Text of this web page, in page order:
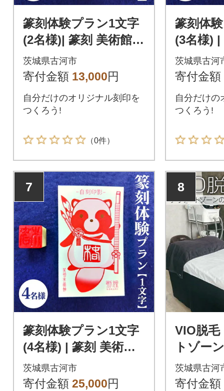
篆刻体験プラン1文字
(2名様)| 篆刻 美術館
ミュージアム 体験 は
んこ _DP73
茨城県古河市
寄付金額 13,000円
自分だけのオリジナル刻印を
つくろう!
（0件）
篆刻体
(3名様)
ミュー
んこ 判
茨城県古河
寄付金額
自分だけの
つくろう!
7
篆刻体験プラン1文字
(4名様) | 篆刻 美術館
ミュージアム 体験 は
んこ 判子 _DP75
茨城県古河市
寄付金額 25,000円
8
VIO脱
トゾー
い痒み
毛 サロ
茨城県古河
寄付金額